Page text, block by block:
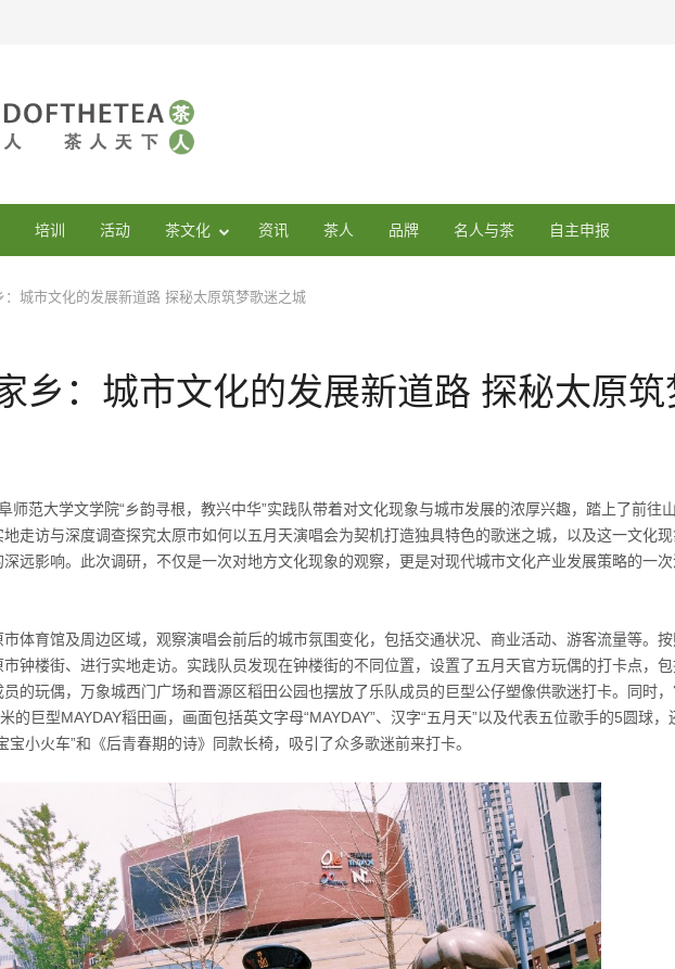
培训 活动 茶文化 资讯 茶人 品牌 名人与茶 自主申报
：城市文化的发展新道路 探秘太原筑梦歌迷之城
乡：城市文化的发展新道路 探秘太原筑
师范大学文学院“乡韵寻根，教兴中华”实践队带着对文化现象与城市发展的浓厚兴趣，踏上了前往
走访与深度调查探究太原市如何以五月天演唱会为契机打造独具特色的歌迷之城，以及这一文化
远影响。此次调研，不仅是一次对地方文化现象的观察，更是对现代城市文化产业发展策略的一
体育馆及周边区域，观察演唱会前后的城市氛围变化，包括交通状况、商业活动、游客流量等。
钟楼街、进行实地走访。实践队员发现在钟楼街的不同位置，设置了五月天官方玩偶的打卡点，
的玩偶，万象城西门广场和晋源区稻田公园也摆放了乐队成员的巨型公仔塑像供歌迷打卡。同时
的巨型MAYDAY稻田画，画面包括英文字母“MAYDAY”、汉字“五月天”以及代表五位歌手的5圆球，
宝小火车”和《后青春期的诗》同款长椅，吸引了众多歌迷前来打卡。